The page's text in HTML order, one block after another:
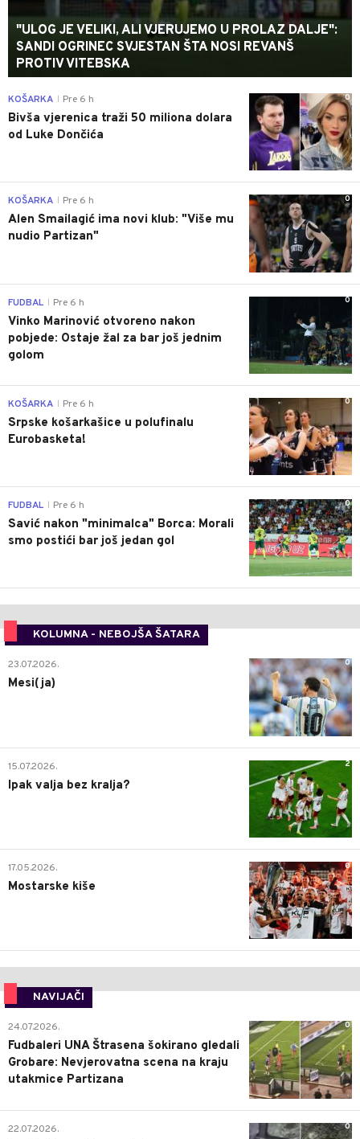
"ULOG JE VELIKI, ALI VJERUJEMO U PROLAZ DALJE":
SANDI OGRINEC SVJESTAN ŠTA NOSI REVANŠ
PROTIV VITEBSKA
0
KOŠARKA Pre 6 h
Bivša vjerenica traži 50 miliona dolara
od Luke Dončića
0
KOŠARKA Pre 6 h
Alen Smailagić ima novi klub: "Više mu
nudio Partizan"
0
FUDBAL Pre 6 h
Vinko Marinović otvoreno nakon
pobjede: Ostaje žal za bar još jednim
golom
0
KOŠARKA Pre 6 h
Srpske košarkašice u polufinalu
Eurobasketa!
0
FUDBAL Pre 6 h
Savić nakon "minimalca" Borca: Morali
smo postići bar još jedan gol
KOLUMNA - NEBOJŠA ŠATARA
0
23.07.2026.
Mesi(ja)
2
15.07.2026.
Ipak valja bez kralja?
0
17.05.2026.
Mostarske kiše
NAVIJAČI
0
24.07.2026.
Fudbaleri UNA Štrasena šokirano gledali
Grobare: Nevjerovatna scena na kraju
utakmice Partizana
0
22.07.2026.